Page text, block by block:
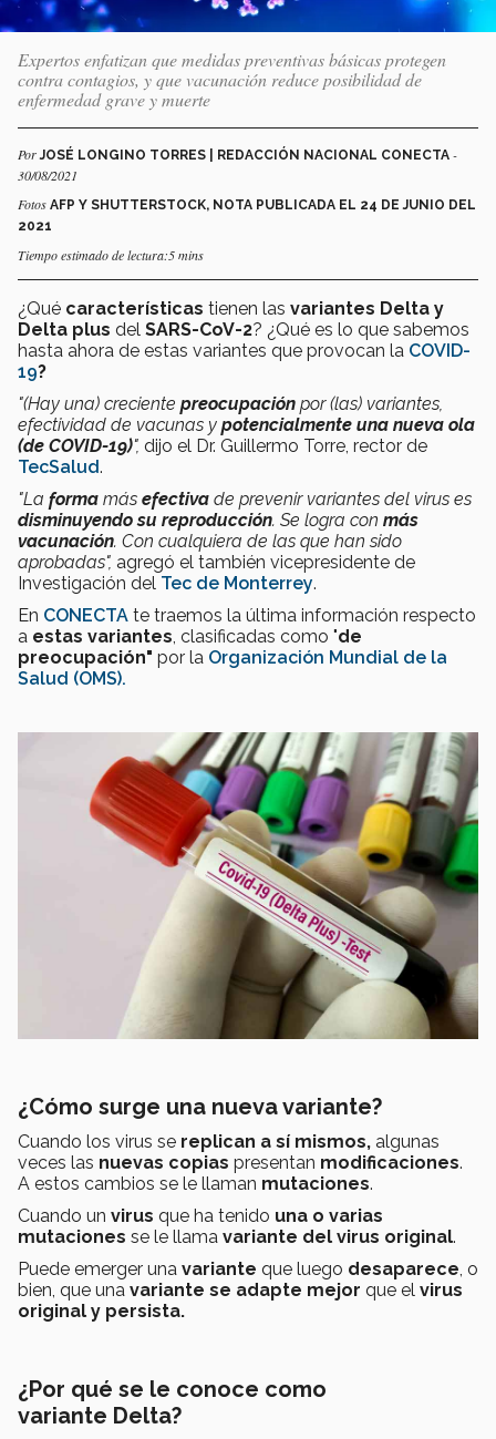
Expertos enfatizan que medidas preventivas básicas protegen
contra contagios, y que vacunación reduce posibilidad de
enfermedad grave y muerte
PorJOSÉ LONGINO TORRES | REDACCIÓN NACIONAL CONECTA -
30/08/2021
Fotos AFP Y SHUTTERSTOCK, NOTA PUBLICADA EL 24 DE JUNIO DEL
2021
Tiempo estimado de lectura:5 mins
¿Qué características tienen las variantes Delta y
Delta plus del SARS-CoV-2? ¿Qué es lo que sabemos
hasta ahora de estas variantes que provocan la COVID-
19?
"(Hay una) creciente preocupación por (las) variantes,
efectividad de vacunas y potencialmente una nueva ola
(de COVID-19)", dijo el Dr. Guillermo Torre, rector de
TecSalud.
"La forma más efectiva de prevenir variantes del virus es
disminuyendo su reproducción. Se logra con más
vacunación. Con cualquiera de las que han sido
aprobadas", agregó el también vicepresidente de
Investigación del Tec de Monterrey.
En CONECTA te traemos la última información respecto
a estas variantes , clasificadas como "de
preocupación" por la Organización Mundial de la
Salud (OMS).
¿Cómo surge una nueva variante?
Cuando los virus se replican a sí mismos, algunas
veces las nuevas copias presentan modificaciones.
A estos cambios se le llaman mutaciones.
Cuando un virus que ha tenido una o varias
mutaciones se le llama variante del virus original.
Puede emerger una variante que luego desaparece, o
bien, que una variante se adapte mejor que el virus
original y persista.
¿Por qué se le conoce como
variante Delta?